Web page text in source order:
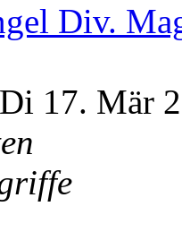
Div.
17. Mär